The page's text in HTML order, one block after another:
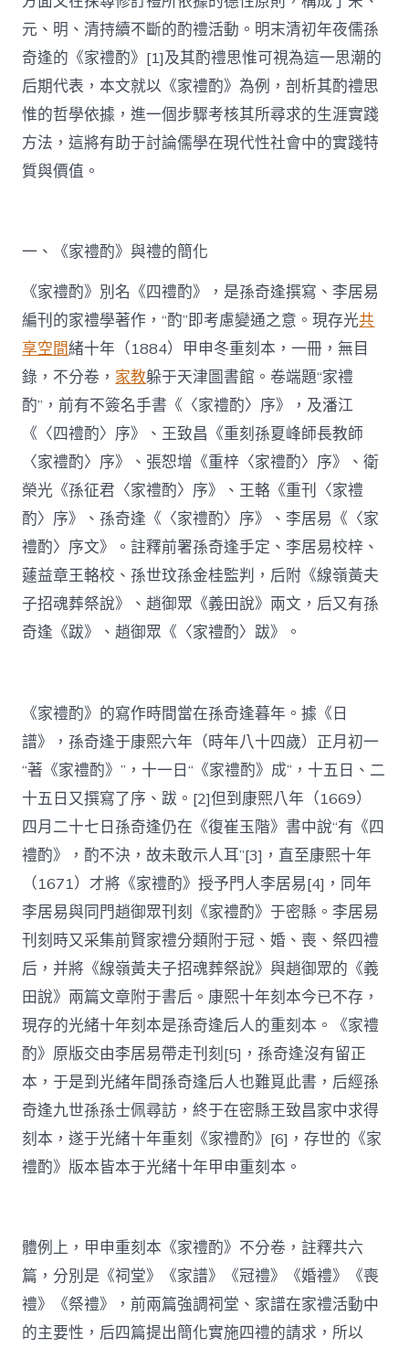
元、明、清持續不斷的酌禮活動。明末清初年夜儒孫
奇逢的《家禮酌》[1]及其酌禮思惟可視為這一思潮的
后期代表，本文就以《家禮酌》為例，剖析其酌禮思
惟的哲學依據，進一個步驟考核其所尋求的生涯實踐
方法，這將有助于討論儒學在現代性社會中的實踐特
質與價值。
一、《家禮酌》與禮的簡化
《家禮酌》別名《四禮酌》，是孫奇逢撰寫、李居易
編刊的家禮學著作，“酌”即考慮變通之意。現存光共
享空間緒十年（1884）甲申冬重刻本，一冊，無目
錄，不分卷， 家教躲于天津圖書館。卷端題“家禮
酌”，前有不簽名手書《〈家禮酌〉序》，及潘江
《〈四禮酌〉序》、王致昌《重刻孫夏峰師長教師
〈家禮酌〉序》、張恕增《重梓〈家禮酌〉序》、衛
榮光《孫征君〈家禮酌〉序》、王輅《重刊〈家禮
酌〉序》、孫奇逢《〈家禮酌〉序》、李居易《〈家
禮酌〉序文》。註釋前署孫奇逢手定、李居易校梓、
蘧益章王輅校、孫世玟孫金桂監判，后附《線嶺黃夫
子招魂葬祭說》、趙御眾《義田說》兩文，后又有孫
奇逢《跋》、趙御眾《〈家禮酌〉跋》。
《家禮酌》的寫作時間當在孫奇逢暮年。據《日
譜》，孫奇逢于康熙六年（時年八十四歲）正月初一
“著《家禮酌》”，十一日“《家禮酌》成”，十五日、二
十五日又撰寫了序、跋。[2]但到康熙八年（1669）
四月二十七日孫奇逢仍在《復崔玉階》書中說“有《四
禮酌》，酌不決，故未敢示人耳”[3]，直至康熙十年
（1671）才將《家禮酌》授予門人李居易[4]，同年
李居易與同門趙御眾刊刻《家禮酌》于密縣。李居易
刊刻時又采集前賢家禮分類附于冠、婚、喪、祭四禮
后，并將《線嶺黃夫子招魂葬祭說》與趙御眾的《義
田說》兩篇文章附于書后。康熙十年刻本今已不存，
現存的光緒十年刻本是孫奇逢后人的重刻本。《家禮
酌》原版交由李居易帶走刊刻[5]，孫奇逢沒有留正
本，于是到光緒年間孫奇逢后人也難覓此書，后經孫
奇逢九世孫孫士佩尋訪，終于在密縣王致昌家中求得
刻本，遂于光緒十年重刻《家禮酌》[6]，存世的《家
禮酌》版本皆本于光緒十年甲申重刻本。
體例上，甲申重刻本《家禮酌》不分卷，註釋共六
篇，分別是《祠堂》《家譜》《冠禮》《婚禮》《喪
禮》《祭禮》，前兩篇強調祠堂、家譜在家禮活動中
的主要性，后四篇提出簡化實施四禮的請求，所以